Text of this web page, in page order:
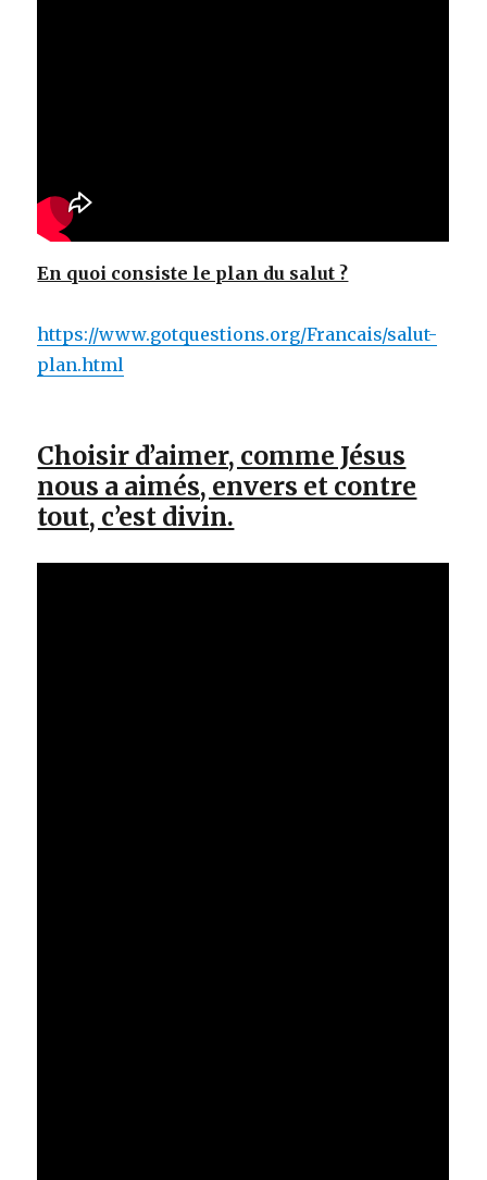
En quoi consiste le plan du salut ?
https://www.gotquestions.org/Francais/salut-
plan.html
Choisir d’aimer, comme Jésus
nous a aimés, envers et contre
tout, c’est divin.